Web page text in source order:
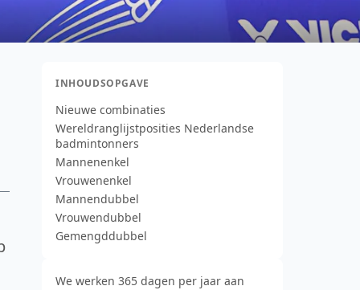
INHOUDSOPGAVE
Nieuwe combinaties
Wereldranglijstposities Nederlandse
badmintonners
Mannenenkel
Vrouwenenkel
Mannendubbel
Vrouwendubbel
Gemengddubbel
We werken 365 dagen per jaar aan